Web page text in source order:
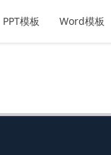
PPT模板 Word模板